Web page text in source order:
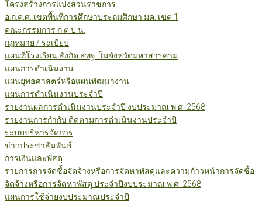
โครงสร้างการแบ่งส่วนราชการ
อ.ก.ค.ศ. เขตพื้นที่การศึกษาประถมศึกษา มค. เขต 1
คณะกรรมการ ก.ต.ป.น.
กฎหมาย / ระเบียบ
แผนที่โรงเรียน สังกัด สพฐ. ในจังหวัดมหาสารคาม
แผนการดำเนินงาน
แผนยุทธศาสตร์หรือแผนพัฒนางาน
แผนการดำเนินงานประจำปี
รายงานผลการดำเนินงานประจำปี งบประมาณ พ.ศ. 2568
รายงานการกำกับ ติดตามการดำเนินงานประจำปี
ระบบบริหารจัดการ
ข่าวประชาสัมพันธ์
การเงินและพัสดุ
รายการการจัดซื้อจัดจ้างหรือการจัดหาพัสดุและความก้าวหน้าการจัดซื้อ
จัดจ้างหรือการจัดหาพัสดุ ประจำปีงบประมาณ พ.ศ. 2568
แผนการใช้จ่ายงบประมาณประจำปี